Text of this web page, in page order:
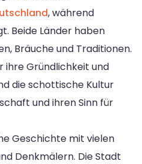
, während
Beide Länder haben
Bräuche und Traditionen.
ihre Gründlichkeit und
die schottische Kultur
und ihren Sinn für
Geschichte mit vielen
Denkmälern. Die Stadt